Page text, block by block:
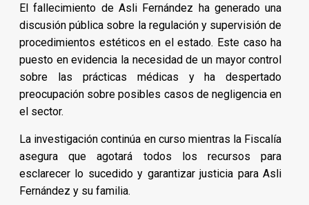
El fallecimiento de Asli Fernández ha generado una
discusión pública sobre la regulación y supervisión de
procedimientos estéticos en el estado. Este caso ha
puesto en evidencia la necesidad de un mayor control
sobre las prácticas médicas y ha despertado
preocupación sobre posibles casos de negligencia en
el sector.
La investigación continúa en curso mientras la Fiscalía
asegura que agotará todos los recursos para
esclarecer lo sucedido y garantizar justicia para Asli
Fernández y su familia.